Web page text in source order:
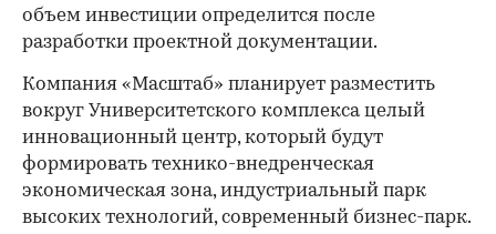
объем инвестиции определится после
разработки проектной документации.
Компания «Масштаб» планирует разместить
вокруг Университетского комплекса целый
инновационный центр, который будут
формировать технико-внедренческая
экономическая зона, индустриальный парк
высоких технологий, современный бизнес-парк.